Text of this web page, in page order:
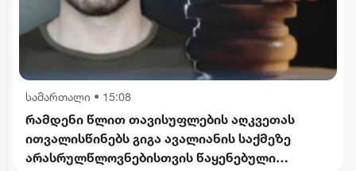
სამართალი • 15:08
რამდენი წლით თავისუფლების აღკვეთას
ითვალისწინებს გიგა ავალიანის საქმეზე
არასრულწლოვნებისთვის წაყენებული